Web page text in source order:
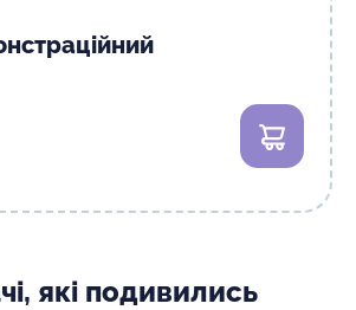
В кошик
які подивились